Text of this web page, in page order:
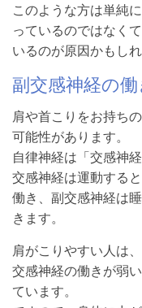
このような方は単純
っているのではなく
いるのが原因かもしれ
副交感神経の
肩や首こりをお持ち
可能性があります。
自律神経は「交感神
交感神経は運動する
働き、副交感神経は
きます。
肩がこりやすい人は
交感神経の働きが弱
ています。